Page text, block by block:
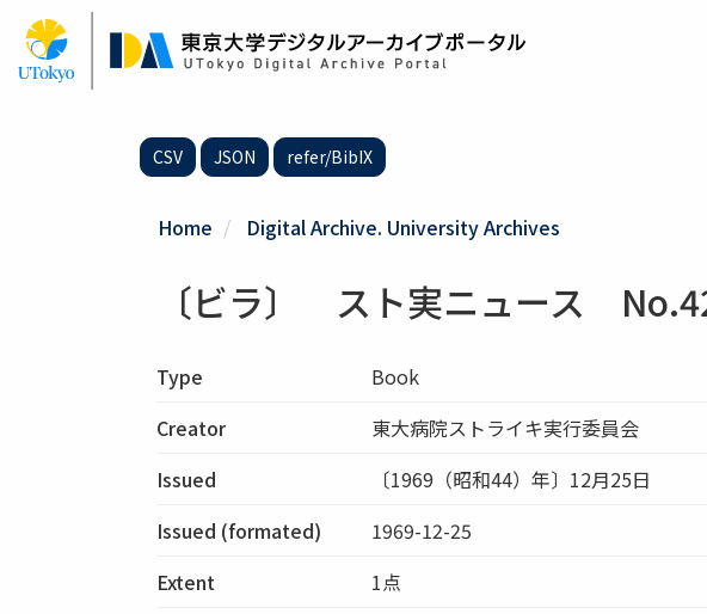
Skip
main
content
CSV JSON refer/BibIX
Home Digital Archive. University Archives
〔ビラ〕 スト実ニュース
Type
Book
Creator
東大病院ストライキ実行委員会
Issued
〔1969（昭和44）年〕12月25日
Issued (formated)
1969-12-25
Extent
1点